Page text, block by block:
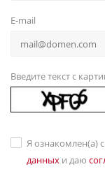
E-mail
Введите текст с
Я ознакомлен(а) с
данных и даю